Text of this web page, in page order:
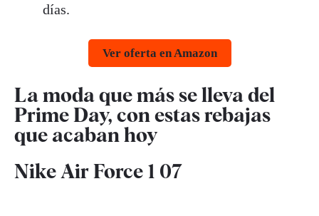
días.
Ver oferta en Amazon
La moda que más se lleva del
Prime Day, con estas rebajas
que acaban hoy
Nike Air Force 1 07